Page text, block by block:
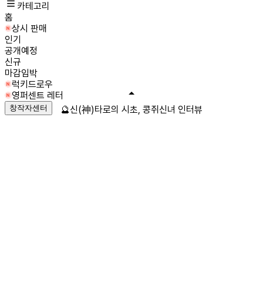
카테고리
홈
상시 판매
인기
공개예정
신규
마감임박
럭키드로우
영퍼센트 레터
창작자센터 🔮신(神)타로의 시초, 콩쥐신녀 인터뷰